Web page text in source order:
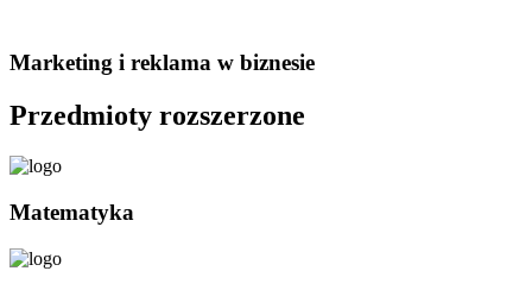
Marketing i reklama w biznesie
Przedmioty rozszerzone
Matematyka